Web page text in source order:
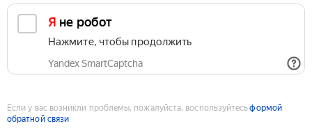
Я не робот
Нажмите, чтобы продолжить
Yandex SmartCaptcha
Если у вас возникли проблемы, пожалуйста, воспользуйтесьформой
обратной связи